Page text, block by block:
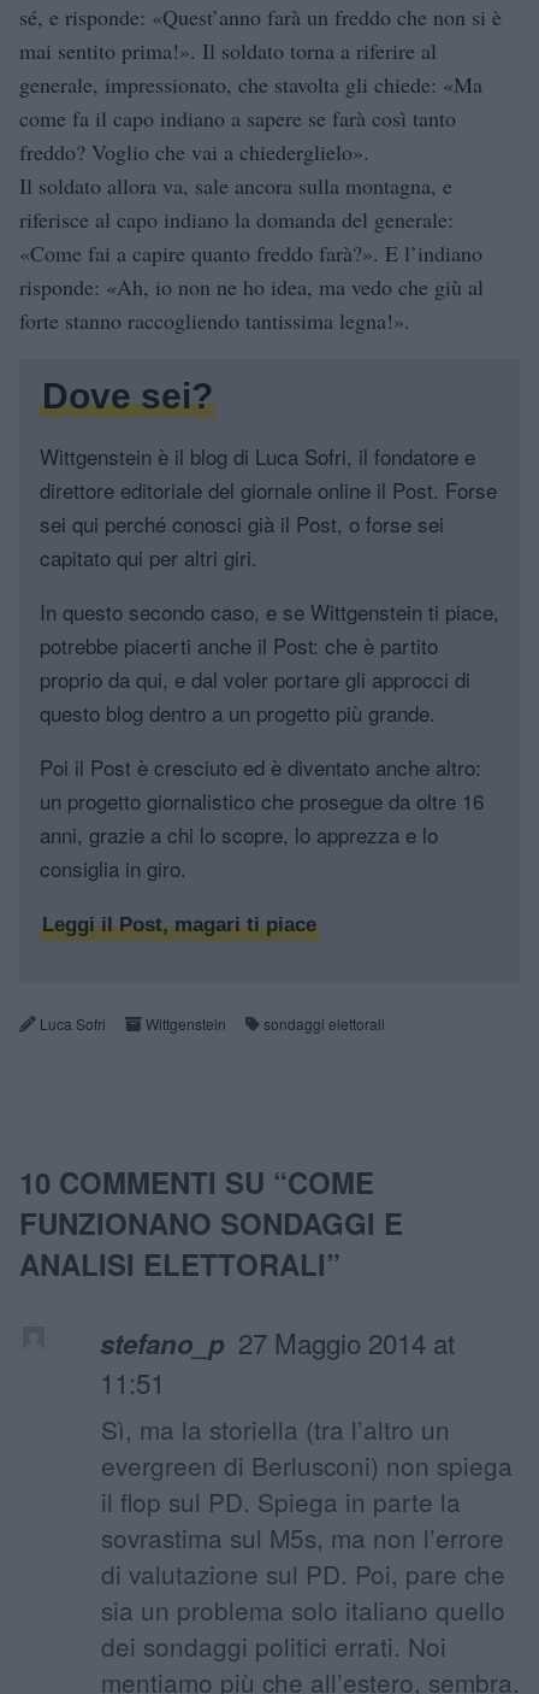
sé, e risponde: «Quest’anno farà un freddo che non si è
mai sentito prima!». Il soldato torna a riferire al
generale, impressionato, che stavolta gli chiede: «Ma
come fa il capo indiano a sapere se farà così tanto
freddo? Voglio che vai a chiederglielo».
Il soldato allora va, sale ancora sulla montagna, e
riferisce al capo indiano la domanda del generale:
«Come fai a capire quanto freddo farà?». E l’indiano
risponde: «Ah, io non ne ho idea, ma vedo che giù al
forte stanno raccogliendo tantissima legna!».
Dove sei?
Wittgenstein è il blog di Luca Sofri, il fondatore e
direttore editoriale del giornale online il Post. Forse
sei qui perché conosci già il Post, o forse sei
capitato qui per altri giri.
In questo secondo caso, e se Wittgenstein ti piace,
potrebbe piacerti anche il Post: che è partito
proprio da qui, e dal voler portare gli approcci di
questo blog dentro a un progetto più grande.
Poi il Post è cresciuto ed è diventato anche altro:
un progetto giornalistico che prosegue da oltre 16
anni, grazie a chi lo scopre, lo apprezza e lo
consiglia in giro.
Leggi il Post, magari ti piace
Luca Sofri Wittgenstein sondaggi elettorali
10 COMMENTI SU “COME
FUNZIONANO SONDAGGI E
ANALISI ELETTORALI”
stefano_p 27 Maggio 2014 at
11:51
Sì, ma la storiella (tra l’altro un
evergreen di Berlusconi) non spiega
il flop sul PD. Spiega in parte la
sovrastima sul M5s, ma non l’errore
di valutazione sul PD. Poi, pare che
sia un problema solo italiano quello
dei sondaggi politici errati. Noi
mentiamo più che all’estero, sembra.